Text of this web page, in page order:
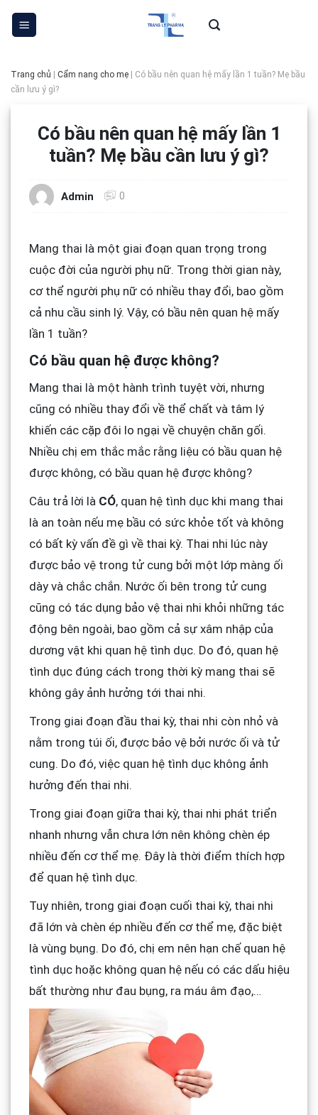
Skip
Trang chủ Cẩm nang cho mẹ
Có bầu nên quan hệ mấy lần 1 tuần? Mẹ bầu
cần lưu ý gì?
Có bầu nên quan hệ mấy lần 1
tuần? Mẹ bầu cần lưu ý gì?
Admin 0
Mang thai là một giai đoạn quan trọng trong
cuộc đời của người phụ nữ. Trong thời gian này,
cơ thể người phụ nữ có nhiều thay đổi, bao gồm
cả nhu cầu sinh lý. Vậy, có bầu nên quan hệ mấy
lần 1 tuần?
Có bầu quan hệ được không?
Mang thai là một hành trình tuyệt vời, nhưng
cũng có nhiều thay đổi về thể chất và tâm lý
khiến các cặp đôi lo ngại về chuyện chăn gối.
Nhiều chị em thắc mắc rằng liệu có bầu quan hệ
được không, có bầu quan hệ được không?
Câu trả lời là CÓ, quan hệ tình dục khi mang thai
là an toàn nếu mẹ bầu có sức khỏe tốt và không
có bất kỳ vấn đề gì về thai kỳ. Thai nhi lúc này
được bảo vệ trong tử cung bởi một lớp màng ối
dày và chắc chắn. Nước ối bên trong tử cung
cũng có tác dụng bảo vệ thai nhi khỏi những tác
động bên ngoài, bao gồm cả sự xâm nhập của
dương vật khi quan hệ tình dục. Do đó, quan hệ
tình dục đúng cách trong thời kỳ mang thai sẽ
không gây ảnh hưởng tới thai nhi.
Trong giai đoạn đầu thai kỳ, thai nhi còn nhỏ và
nằm trong túi ối, được bảo vệ bởi nước ối và tử
cung. Do đó, việc quan hệ tình dục không ảnh
hưởng đến thai nhi.
Trong giai đoạn giữa thai kỳ, thai nhi phát triển
nhanh nhưng vẫn chưa lớn nên không chèn ép
nhiều đến cơ thể mẹ. Đây là thời điểm thích hợp
để quan hệ tình dục.
Tuy nhiên, trong giai đoạn cuối thai kỳ, thai nhi
đã lớn và chèn ép nhiều đến cơ thể mẹ, đặc biệt
là vùng bụng. Do đó, chị em nên hạn chế quan hệ
tình dục hoặc không quan hệ nếu có các dấu hiệu
bất thường như đau bụng, ra máu âm đạo,…